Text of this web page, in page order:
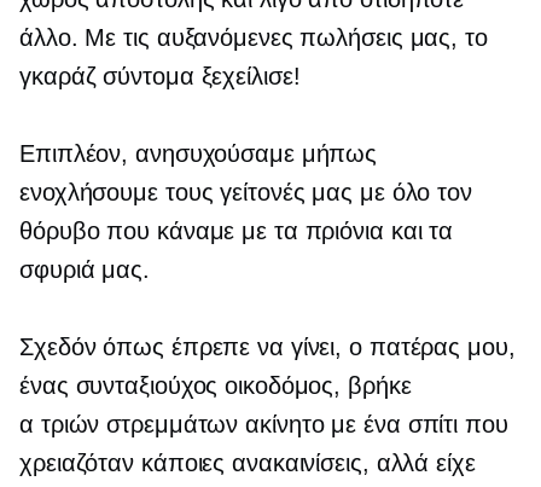
άλλο. Με τις αυξανόμενες πωλήσεις μας, το
γκαράζ σύντομα ξεχείλισε!
Επιπλέον, ανησυχούσαμε μήπως
ενοχλήσουμε τους γείτονές μας με όλο τον
θόρυβο που κάναμε με τα πριόνια και τα
σφυριά μας.
Σχεδόν όπως έπρεπε να γίνει, ο πατέρας μου,
ένας συνταξιούχος οικοδόμος, βρήκε
α τριών στρεμμάτων ακίνητο με ένα σπίτι που
χρειαζόταν κάποιες ανακαινίσεις, αλλά είχε